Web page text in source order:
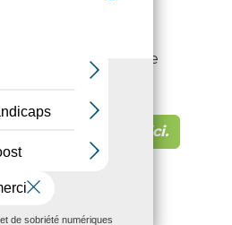
MDPH : merci de
l’enquête, cliquez ici.